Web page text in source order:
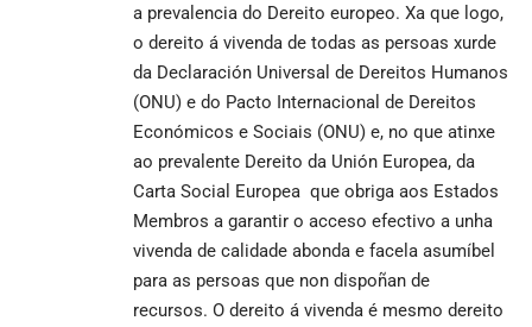
a prevalencia do Dereito europeo. Xa que logo,
o dereito á vivenda de todas as persoas xurde
da Declaración Universal de Dereitos Humanos
(ONU) e do Pacto Internacional de Dereitos
Económicos e Sociais (ONU) e, no que atinxe
ao prevalente Dereito da Unión Europea, da
Carta Social Europea que obriga aos Estados
Membros a garantir o acceso efectivo a unha
vivenda de calidade abonda e facela asumíbel
para as persoas que non dispoñan de
recursos. O dereito á vivenda é mesmo dereito